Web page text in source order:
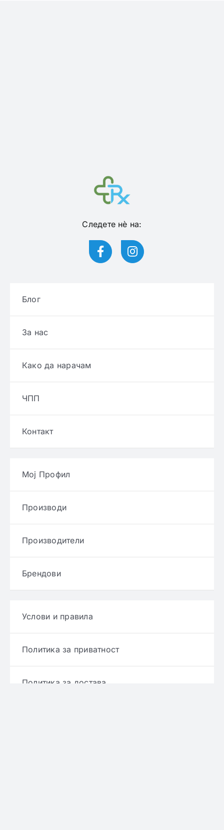
Следете нѐ на:
Блог
За нас
Како да нарачам
ЧПП
Контакт
Мој Профил
Производи
Производители
Брендови
Услови и правила
Политика за приватност
Политика за достава